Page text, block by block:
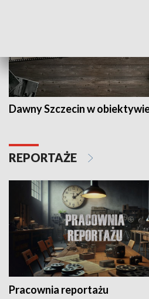
Dawny Szczecin w
REPORTAŻE
Pracownia reportażu